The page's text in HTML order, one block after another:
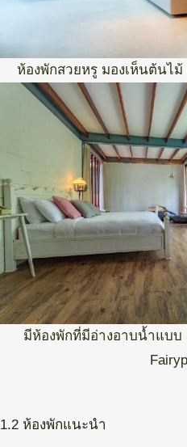
ห้องพักสวยหรู มองเห็นต้นไม้
มีห้องพักที่มีอ่างอาบน้ำแบบ
1.2 ห้องพักแนะนำ